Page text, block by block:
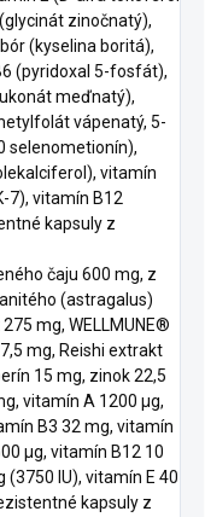
zinočnatý),
(kyselina boritá),
(pyridoxal 5-fosfát),
meďnatý),
vápenatý, 5-
selenometionín),
vitamín
7), vitamín B12
kapsuly z
čaju 600 mg, z
(astragalus)
mg, WELLMUNE®
mg, Reishi extrakt
15 mg, zinok 22,5
vitamín A 1200 μg,
B3 32 mg, vitamín
μg, vitamín B12 10
(3750 IU), vitamín E 40
kapsuly z